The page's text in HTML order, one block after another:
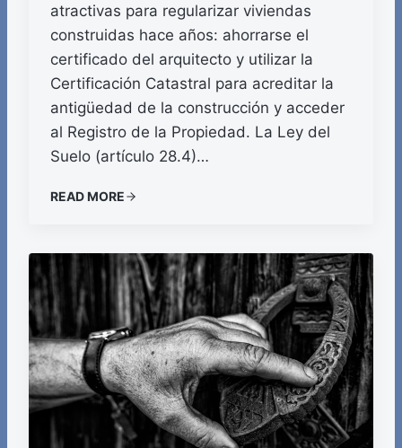
atractivas para regularizar viviendas
construidas hace años: ahorrarse el
certificado del arquitecto y utilizar la
Certificación Catastral para acreditar la
antigüedad de la construcción y acceder
al Registro de la Propiedad. La Ley del
Suelo (artículo 28.4)…
READ MORE